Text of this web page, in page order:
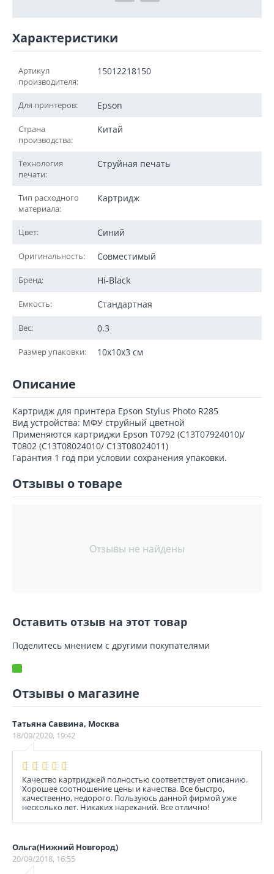
Характеристики
Артикул
производителя:
15012218150
Для принтеров: Epson
Страна
производства:
Китай
Технология
печати:
Струйная печать
Тип расходного
материала:
Картридж
Цвет: Синий
Оригинальность: Совместимый
Бренд: Hi-Black
Емкость: Стандартная
Вес: 0.3
Размер упаковки: 10x10x3 см
Описание
Картридж для принтера Epson Stylus Photo R285
Вид устройства: МФУ струйный цветной
Применяются картриджи Epson T0792 (C13T07924010)/
T0802 (C13T08024010/ C13T08024011)
Гарантия 1 год при условии сохранения упаковки.
Отзывы о товаре
Отзывы не найдены
Оставить отзыв на этот товар
Поделитесь мнением с другими покупателями
Отзывы о магазине
Татьяна Саввина, Москва
18/09/2020, 19:42
Качество картриджей полностью соответствует описанию.
Хорошее соотношение цены и качества. Все быстро,
качественно, недорого. Пользуюсь данной фирмой уже
несколько лет. Никаких нареканий. Все отлично!
Ольга(Нижний Новгород)
20/09/2018, 16:55